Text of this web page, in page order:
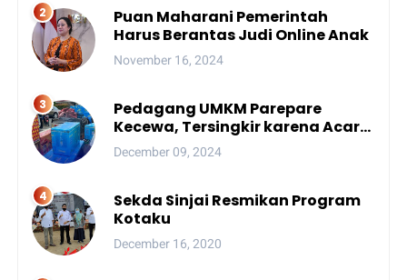
Puan Maharani Pemerintah
Harus Berantas Judi Online Anak
November 16, 2024
Pedagang UMKM Parepare
Kecewa, Tersingkir karena Acara
Besar
December 09, 2024
Sekda Sinjai Resmikan Program
Kotaku
December 16, 2020